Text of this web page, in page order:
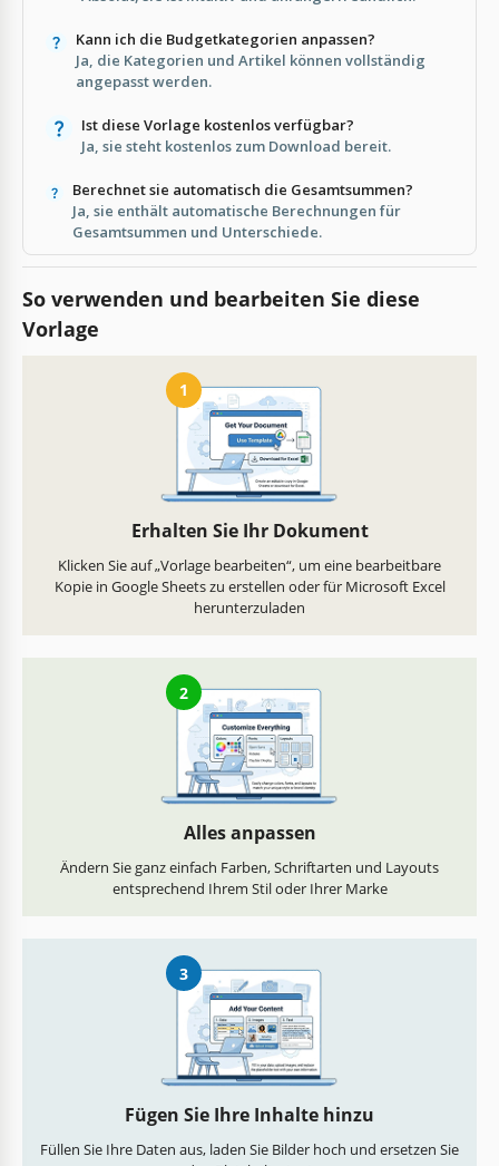
Kann ich die Budgetkategorien anpassen?
Ja, die Kategorien und Artikel können vollständig
angepasst werden.
Ist diese Vorlage kostenlos verfügbar?
Ja, sie steht kostenlos zum Download bereit.
Berechnet sie automatisch die Gesamtsummen?
Ja, sie enthält automatische Berechnungen für
Gesamtsummen und Unterschiede.
So verwenden und bearbeiten Sie diese
Vorlage
1
Erhalten Sie Ihr Dokument
Klicken Sie auf „Vorlage bearbeiten“, um eine bearbeitbare
Kopie in Google Sheets zu erstellen oder für Microsoft Excel
herunterzuladen
2
Alles anpassen
Ändern Sie ganz einfach Farben, Schriftarten und Layouts
entsprechend Ihrem Stil oder Ihrer Marke
3
Fügen Sie Ihre Inhalte hinzu
Füllen Sie Ihre Daten aus, laden Sie Bilder hoch und ersetzen Sie